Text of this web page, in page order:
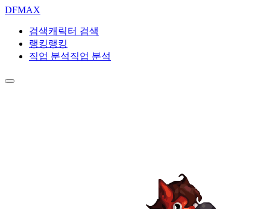
DFMAX
검색캐릭터 검색
랭킹랭킹
직업 분석직업 분석